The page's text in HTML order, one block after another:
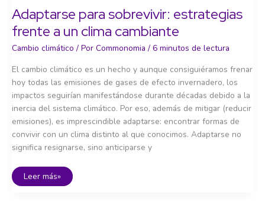
Adaptarse para sobrevivir: estrategias
frente a un clima cambiante
Cambio climático / Por Commonomia / 6 minutos de lectura
El cambio climático es un hecho y aunque consiguiéramos frenar
hoy todas las emisiones de gases de efecto invernadero, los
impactos seguirían manifestándose durante décadas debido a la
inercia del sistema climático. Por eso, además de mitigar (reducir
emisiones), es imprescindible adaptarse: encontrar formas de
convivir con un clima distinto al que conocimos. Adaptarse no
significa resignarse, sino anticiparse y
Adaptarse
para
Leer más»